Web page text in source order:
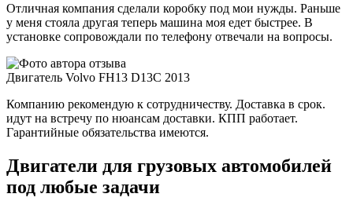
Отличная компания сделали коробку под мои нужды. Раньше
у меня стояла другая теперь машина моя едет быстрее. В
установке сопровождали по телефону отвечали на вопросы.
Двигатель Volvo FH13 D13C 2013
Компанию рекомендую к сотрудничеству. Доставка в срок.
идут на встречу по нюансам доставки. КПП работает.
Гарантийные обязательства имеются.
Двигатели для грузовых автомобилей
под любые задачи